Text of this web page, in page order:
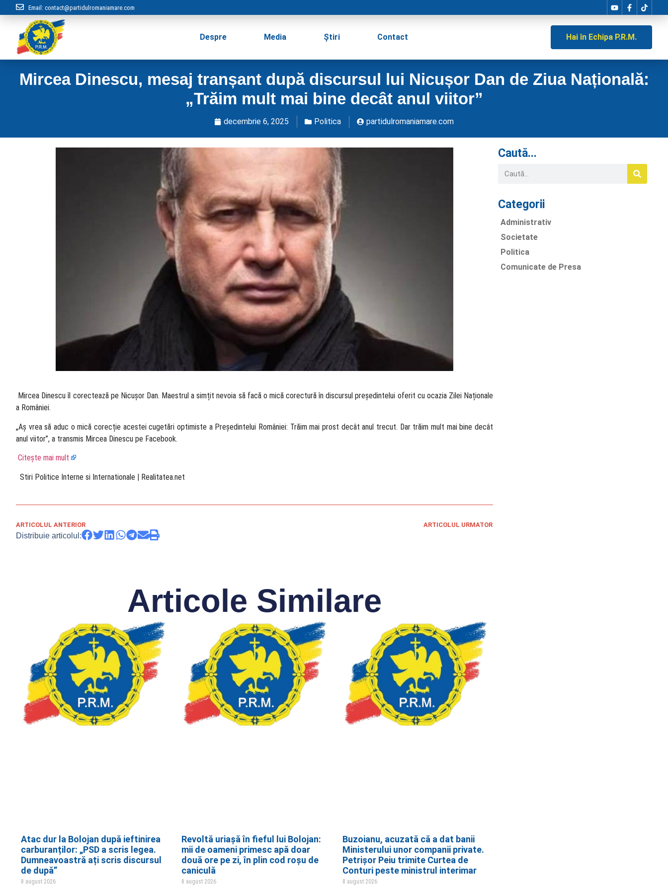
Email: contact@partidulromaniamare.com
Despre Media Știri Contact Hai în Echipa P.R.M.
Mircea Dinescu, mesaj tranșant după discursul lui Nicușor Dan de Ziua Națională:
„Trăim mult mai bine decât anul viitor”
decembrie 6, 2025 Politica partidulromaniamare.com
​ Mircea Dinescu îl corectează pe Nicușor Dan. Maestrul a simțit nevoia să facă o mică corectură în discursul președintelui oferit cu ocazia Zilei Naționale
a României.
„Aș vrea să aduc o mică corecție acestei cugetări optimiste a Președintelui României: Trăim mai prost decât anul trecut. Dar trăim mult mai bine decât
anul viitor”, a transmis Mircea Dinescu pe Facebook.
Citește mai mult
​ Stiri Politice Interne si Internationale | Realitatea.net
ARTICOLUL ANTERIOR ARTICOLUL URMATOR
Distribuie articolul:
Articole Similare
Atac dur la Bolojan după ieftinirea
carburanților: „PSD a scris legea.
Dumneavoastră ați scris discursul
de după”
8 august 2026
Revoltă uriașă în fieful lui Bolojan:
mii de oameni primesc apă doar
două ore pe zi, în plin cod roșu de
caniculă
8 august 2026
Buzoianu, acuzată că a dat banii
Ministerului unor companii private.
Petrișor Peiu trimite Curtea de
Conturi peste ministrul interimar
8 august 2026
Caută...
Categorii
Administrativ
Societate
Politica
Comunicate de Presa